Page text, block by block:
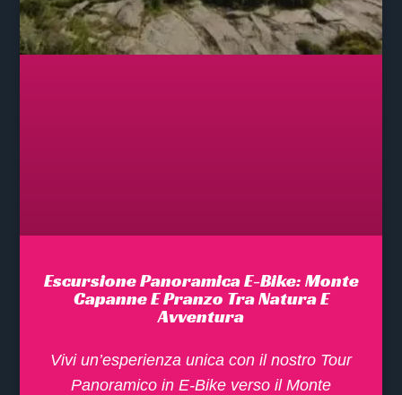
Escursione Panoramica E-Bike: Monte
Capanne E Pranzo Tra Natura E
Avventura
Vivi un’esperienza unica con il nostro Tour
Panoramico in E-Bike verso il Monte